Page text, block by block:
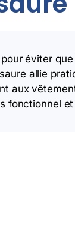
pour éviter
allie
aux
fonctionnel